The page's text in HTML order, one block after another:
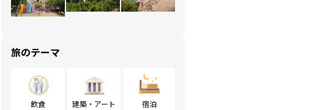
旅のテーマ
飲食 建築・アート 宿泊